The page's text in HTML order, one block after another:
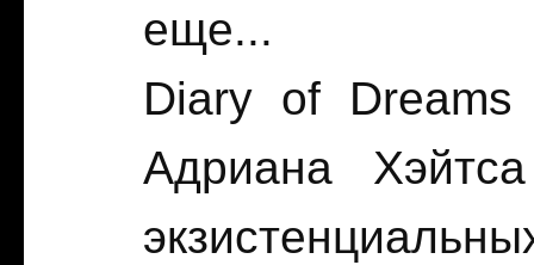
еще...
Diary of Dreams
Адриана